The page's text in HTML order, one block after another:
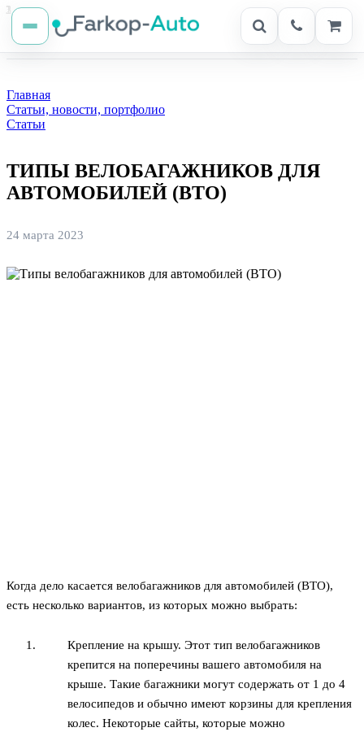
Главная
Статьи, новости, портфолио
Статьи
ТИПЫ ВЕЛОБАГАЖНИКОВ ДЛЯ
АВТОМОБИЛЕЙ (ВТО)
24 марта 2023
Когда дело касается велобагажников для автомобилей (ВТО),
есть несколько вариантов, из которых можно выбрать:
Крепление на крышу. Этот тип велобагажников
крепится на поперечины вашего автомобиля на
крыше. Такие багажники могут содержать от 1 до 4
велосипедов и обычно имеют корзины для крепления
колес. Некоторые сайты, которые можно